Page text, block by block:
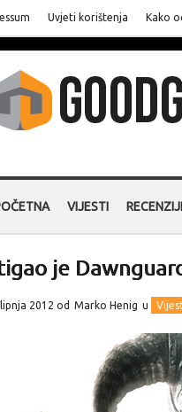
Uvjeti korištenja Kako
VIJESTI
je
2012 od Marko Henig u